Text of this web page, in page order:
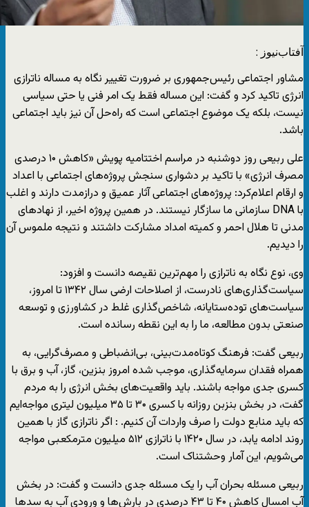
آفتاب‌‌نیوز :
مشاور اجتماعی رئیس‌جمهوری بر ضرورت تغییر نگاه به مساله ناترازی
انرژی تاکید کرد و گفت: این مساله فقط یک امر فنی یا حتی سیاسی
نیست، بلکه یک موضوع اجتماعی است که راه‌حل آن نیز باید اجتماعی
باشد.
علی ربیعی روز دوشنبه در مراسم اختتامیه پویش «کاهش ۱۰ درصدی
مصرف انرژی» با تاکید بر دشواری سنجش پروژه‌های اجتماعی با اعداد
و ارقام اعلام‌کرد: پروژه‌های اجتماعی آثار عمیق و درازمدت دارند و اغلب
با DNA سازمانی ما سازگار نیستند. در همین پروژه اخیر، از نهاد‌های
مدنی تا هلال احمر و کمیته امداد مشارکت داشتند و نتیجه ملموس آن
را دیدیم.
وی، نوع نگاه به ناترازی را مهم‌ترین نقیصه دانست و افزود:
سیاست‌گذاری‌های نادرست، از اصلاحات ارضی سال ۱۳۴۲ تا امروز،
سیاست‌های توده‌ستایانه، شاخص‌گذاری غلط در کشاورزی و توسعه
صنعتی بدون مطالعه، ما را به این نقطه رسانده است.
ربیعی گفت: فرهنگ کوتاه‌مدت‌بینی، بی‌انضباطی و مصرف‌گرایی، به
همراه فقدان سرمایه‌گذاری، موجب شده امروز بنزین، گاز، آب و برق با
کسری جدی مواجه باشند. باید واقعیت‌های بخش انرژی را به مردم
گفت، در بخش بنزبن روزانه با کسری ۳۰ تا ۳۵ میلیون لیتری مواجه‌ایم
که باید منابع دولت را صرف واردات آن کنیم. : اگر ناترازی گاز با همین
روند ادامه یابد، در سال ۱۴۲۰ با ناترازی ۵۱۲ میلیون مترمکعبی مواجه
می‌شویم، این آمار وحشتناک است.
ربیعی مسئله بحران آب را یک مسئله جدی دانست و گفت: در بخش
آب امسال کاهش ۴۰ تا ۴۳ درصدی در بارش‌ها و ورودی آب به سد‌ها